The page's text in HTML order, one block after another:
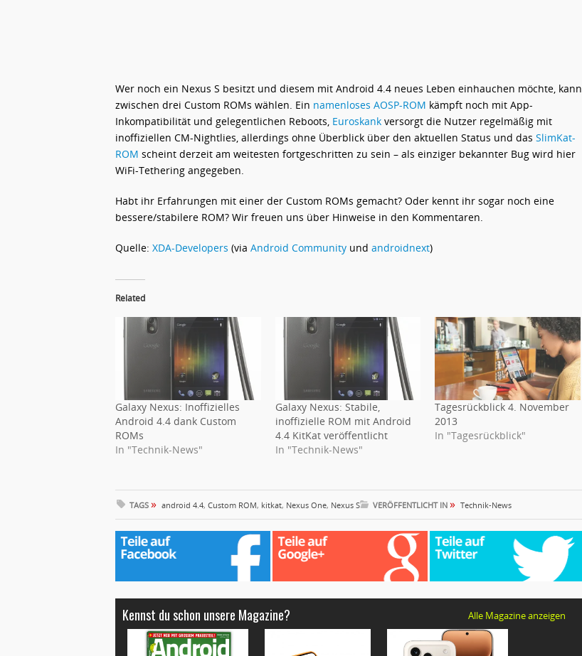
Wer noch ein Nexus S besitzt und diesem mit Android 4.4 neues Leben einhauchen möchte, kann
zwischen drei Custom ROMs wählen. Ein namenloses AOSP-ROM kämpft noch mit App-
Inkompatibilität und gelegentlichen Reboots, Euroskank versorgt die Nutzer regelmäßig mit
inoffiziellen CM-Nightlies, allerdings ohne Überblick über den aktuellen Status und das SlimKat-
ROM scheint derzeit am weitesten fortgeschritten zu sein – als einziger bekannter Bug wird hier
WiFi-Tethering angegeben.
Habt ihr Erfahrungen mit einer der Custom ROMs gemacht? Oder kennt ihr sogar noch eine
bessere/stabilere ROM? Wir freuen uns über Hinweise in den Kommentaren.
Quelle: XDA-Developers (via Android Community und androidnext)
Related
Galaxy Nexus: Inoffizielles
Android 4.4 dank Custom
ROMs
In "Technik-News"
Galaxy Nexus: Stabile,
inoffizielle ROM mit Android
4.4 KitKat veröffentlicht
In "Technik-News"
Tagesrückblick 4. November
2013
In "Tagesrückblick"
TAGS » android 4.4, Custom ROM, kitkat, Nexus One, Nexus S VERÖFFENTLICHT IN » Technik-News
Kennst du schon unsere Magazine? Alle Magazine anzeigen